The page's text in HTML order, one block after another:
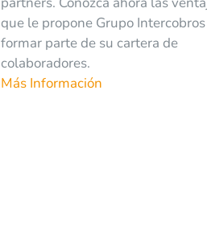
que le propone Grupo
formar parte de su cartera de
colaboradores.
Más Información